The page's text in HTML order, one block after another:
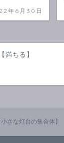
年6月30日
【満ちる】
小さな灯台の集合体】